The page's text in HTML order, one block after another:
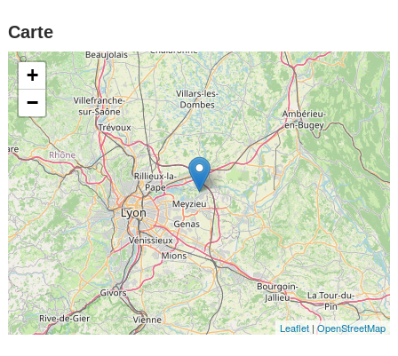
Carte
+
−
Leaflet |OpenStreetMap